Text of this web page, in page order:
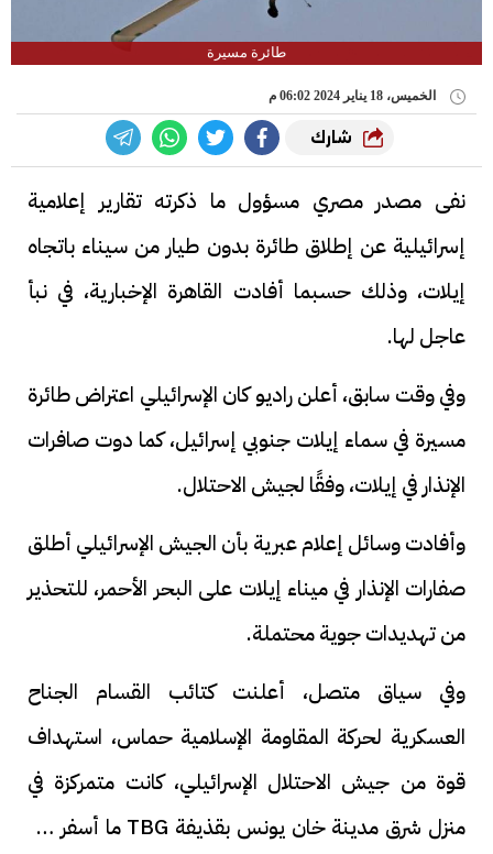
طائرة مسيرة
الخميس، 18 يناير 2024 06:02 م
شارك
نفى مصدر مصري مسؤول ما ذكرته تقارير إعلامية
إسرائيلية عن إطلاق طائرة بدون طيار من سيناء باتجاه
إيلات، وذلك حسبما أفادت القاهرة الإخبارية، في نبأ
عاجل لها.
وفي وقت سابق، أعلن راديو كان الإسرائيلي اعتراض طائرة
مسيرة في سماء إيلات جنوبي إسرائيل، كما دوت صافرات
الإنذار في إيلات، وفقًا لجيش الاحتلال.
وأفادت وسائل إعلام عبرية بأن الجيش الإسرائيلي أطلق
صفارات الإنذار في ميناء إيلات على البحر الأحمر، للتحذير
من تهديدات جوية محتملة.
وفي سياق متصل، أعلنت كتائب القسام الجناح
العسكرية لحركة المقاومة الإسلامية حماس، استهداف
قوة من جيش الاحتلال الإسرائيلي، كانت متمركزة في
منزل شرق مدينة خان يونس بقذيفة TBG ما أسفر عن